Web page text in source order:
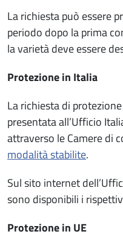
La richiesta può essere
periodo dopo la prima
la varietà deve essere
Protezione in Italia
La richiesta di
presentata all’Ufficio
attraverso le Camere di
modalità stabilite.
Sul sito internet
sono disponibili i
Protezione in UE